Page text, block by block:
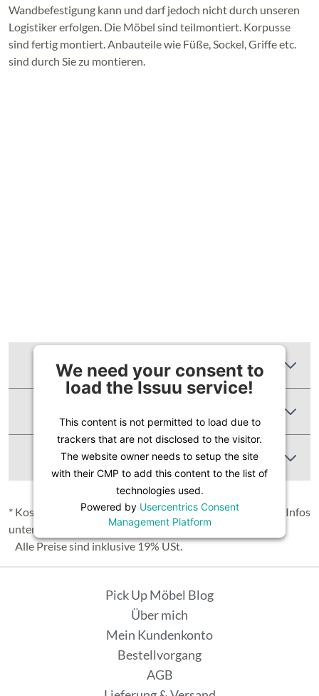
Wandbefestigung kann und darf jedoch nicht durch unseren
Logistiker erfolgen. Die Möbel sind teilmontiert. Korpusse
sind fertig montiert. Anbauteile wie Füße, Sockel, Griffe etc.
sind durch Sie zu montieren.
We need your consent to
load the Issuu service!
This content is not permitted to load due to
trackers that are not disclosed to the visitor.
The website owner needs to setup the site
with their CMP to add this content to the list of
technologies used.
Powered by Usercentrics Consent
Management Platform
Zusätzliche Informationen
Abbildung Ähnlich
* Kostenloser Versand in Deutschland (Festland), nähere Infos
unter
Lieferung & Versand.
Alle Preise sind inklusive 19% USt.
Pick Up Möbel Blog
Über mich
Mein Kundenkonto
Bestellvorgang
AGB